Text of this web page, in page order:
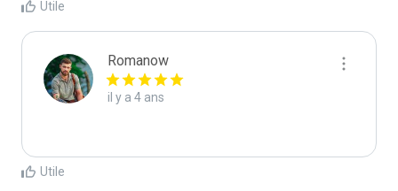
Utile
Romanow
il y a 4 ans
Utile